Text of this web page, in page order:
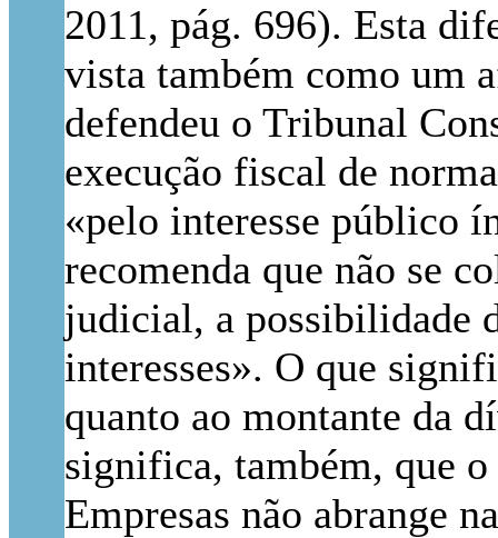
2011, pág. 696). Esta
vista também como um
defendeu o Tribunal
execução fiscal de
«pelo interesse público
recomenda que não se
judicial, a possibilidade
interesses». O que
quanto ao montante da
significa, também, que
Empresas não abrange